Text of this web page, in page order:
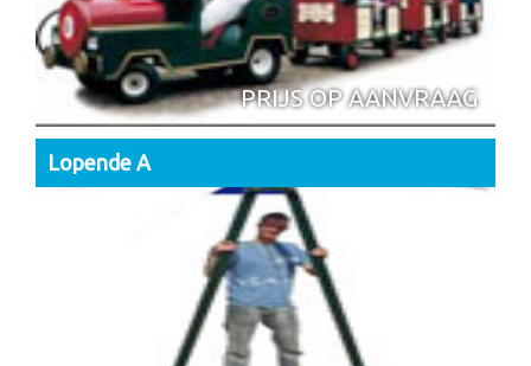
PRIJS OP AANVRAAG
Lopende A